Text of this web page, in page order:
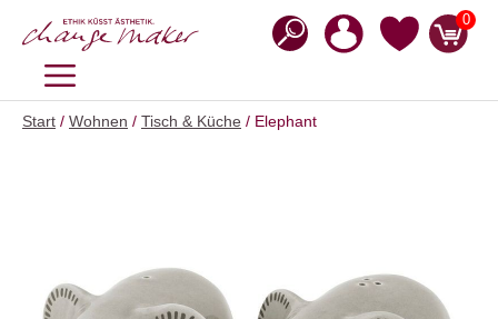
Inhalt
0
MENÜ
Start / Wohnen / Tisch & Küche / Elephant